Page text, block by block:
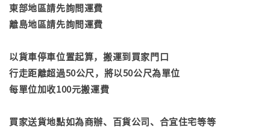
東部地區請先詢問運費
離島地區請先詢問運費
以貨車停車位置起算，搬運到買家門口
行走距離超過50公尺，將以50公尺為單位
每單位加收100元搬運費
買家送貨地點如為商辦、百貨公司、合宜住宅等等